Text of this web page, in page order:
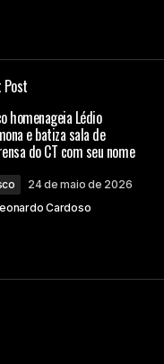
Post
homenageia Lédio
e batiza sala de
do CT com seu nome
24 de maio de 2026
Cardoso